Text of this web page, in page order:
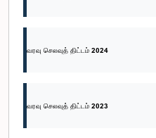
வரவு செலவுத் திட்டம் 2024
வரவு செலவுத் திட்டம் 2023